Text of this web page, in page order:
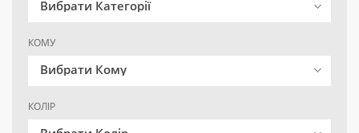
Вибрати Категорії
КОМУ
Вибрати Кому
КОЛІР